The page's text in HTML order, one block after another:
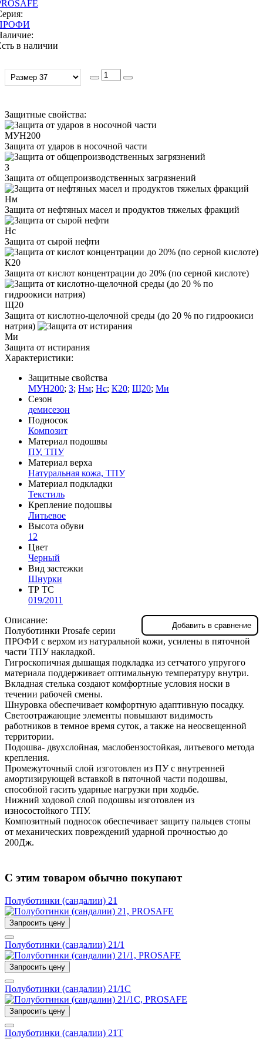
в наличии
Защитные свойства:
МУН200
Защита от ударов в носочной части
З
Защита от общепроизводственных загрязнений
Нм
Защита от нефтяных масел и продуктов тяжелых фракций
Нс
Защита от сырой нефти
К20
Защита от кислот концентрации до 20% (по серной кислоте)
Щ20
Защита от кислотно-щелочной среды (до 20 % по гидроокиси
натрия)
Ми
Защита от истирания
Характеристики:
Защитные свойства
МУН200; З; Нм; Нс; К20; Щ20; Ми
Сезон
демисезон
Подносок
Композит
Материал подошвы
ПУ, ТПУ
Материал верха
Натуральная кожа, ТПУ
Материал подкладки
Текстиль
Крепление подошвы
Литьевое
Высота обуви
12
Цвет
Черный
Вид застежки
Шнурки
ТР ТС
019/2011
Добавить в сравнение
Описание:
Полуботинки Prosafe серии
ПРОФИ с верхом из натуральной кожи, усилены в пяточной
части ТПУ накладкой.
Гигроскопичная дышащая подкладка из сетчатого упругого
материала поддерживает оптимальную температуру внутри.
Вкладная стелька создают комфортные условия носки в
течении рабочей смены.
Шнуровка обеспечивает комфортную адаптивную посадку.
Светоотражающие элементы повышают видимость
работников в темное время суток, а также на неосвещенной
территории.
Подошва- двухслойная, маслобензостойкая, литьевого метода
крепления.
Промежуточный слой изготовлен из ПУ с внутренней
амортизирующей вставкой в пяточной части подошвы,
способной гасить ударные нагрузки при ходьбе.
Нижний ходовой слой подошвы изготовлен из
износостойкого ТПУ.
Композитный подносок обеспечивает защиту пальцев стопы
от механических повреждений ударной прочностью до
200Дж.
С этим товаром обычно покупают
Полуботинки (сандалии) 21
Запросить цену
Полуботинки (сандалии) 21/1
Запросить цену
Полуботинки (сандалии) 21/1С
Запросить цену
Полуботинки (сандалии) 21Т